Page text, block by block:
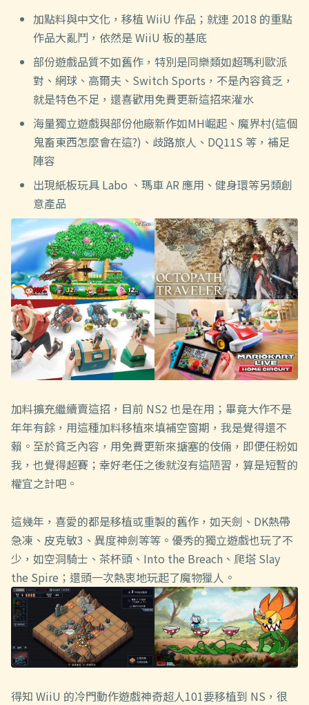
加點料與中文化，移植 WiiU 作品；就連 2018 的重點
作品大亂鬥，依然是 WiiU 板的基底
部份遊戲品質不如舊作，特別是同樂類如超瑪利歐派
對、網球、高爾夫、Switch Sports，不是內容貧乏，
就是特色不足，還喜歡用免費更新這招來灌水
海量獨立遊戲與部份他廠新作如MH崛起、魔界村(這個
鬼畜東西怎麼會在這?)、歧路旅人、DQ11S 等，補足
陣容
出現紙板玩具 Labo 、瑪車 AR 應用、健身環等另類創
意產品
加料擴充繼續賣這招，目前 NS2 也是在用；畢竟大作不是
年年有餘，用這種加料移植來填補空窗期，我是覺得還不
賴。至於貧乏內容，用免費更新來搪塞的伎倆，即便任粉如
我，也覺得超賽；幸好老任之後就沒有這陋習，算是短暫的
權宜之計吧。
這幾年，喜愛的都是移植或重製的舊作，如天劍、DK熱帶
急凍、皮克敏3、異度神劍等等。優秀的獨立遊戲也玩了不
少，如空洞騎士、茶杯頭、Into the Breach、爬塔 Slay
the Spire；還頭一次熱衷地玩起了魔物獵人。
得知 WiiU 的冷門動作遊戲神奇超人101要移植到 NS，很